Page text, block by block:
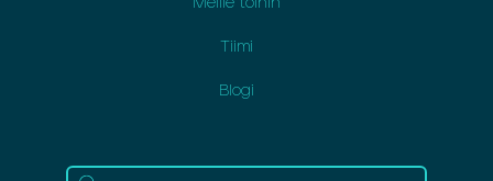
Meille töihin
Tiimi
Blogi